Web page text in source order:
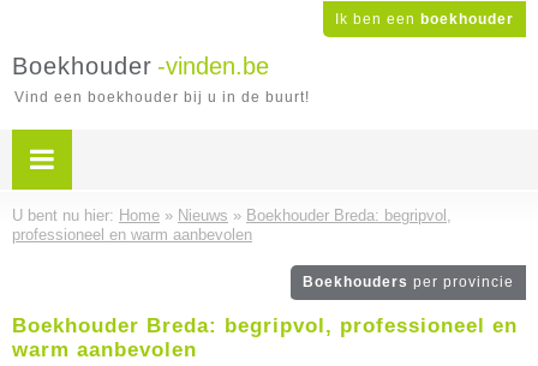
Ik ben een boekhouder
Boekhouder -vinden.be
Vind een boekhouder bij u in de buurt!
U bent nu hier: Home » Nieuws » Boekhouder Breda: begripvol,
professioneel en warm aanbevolen
Boekhouders per provincie
Boekhouder Breda: begripvol, professioneel en
warm aanbevolen